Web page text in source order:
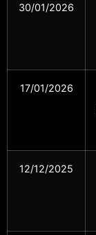
30/01/2026
17/01/2026
12/12/2025